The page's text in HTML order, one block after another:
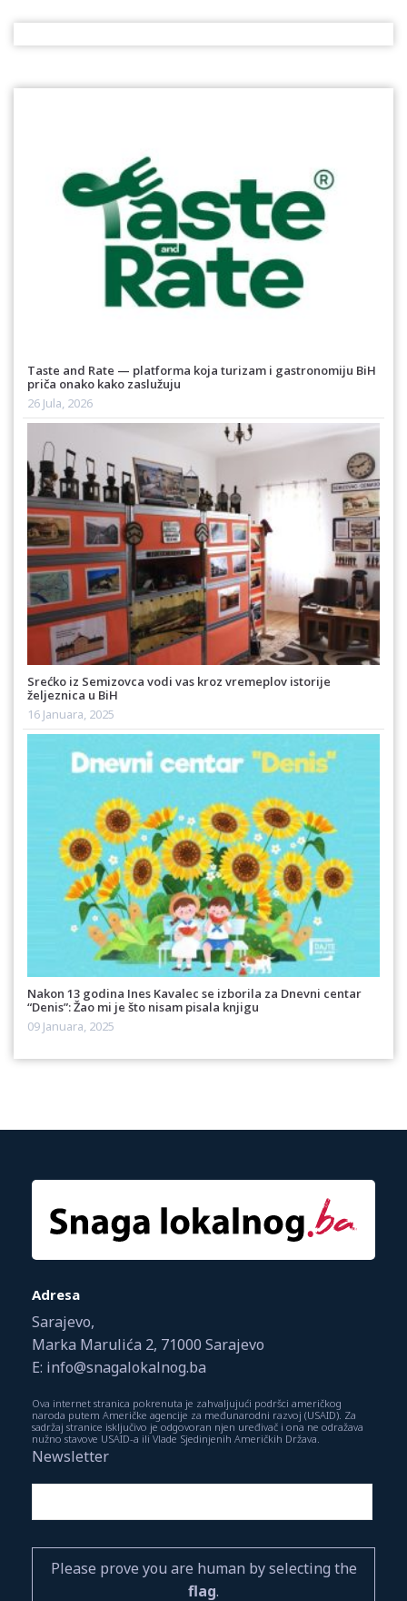
Taste and Rate — platforma koja turizam i gastronomiju BiH
priča onako kako zaslužuju
26 Jula, 2026
Srećko iz Semizovca vodi vas kroz vremeplov istorije
željeznica u BiH
16 Januara, 2025
Nakon 13 godina Ines Kavalec se izborila za Dnevni centar
“Denis”: Žao mi je što nisam pisala knjigu
09 Januara, 2025
Adresa
Sarajevo,
Marka Marulića 2, 71000 Sarajevo
E: info@snagalokalnog.ba
Ova internet stranica pokrenuta je zahvaljujući podršci američkog
naroda putem Američke agencije za međunarodni razvoj (USAID). Za
sadržaj stranice isključivo je odgovoran njen uređivač i ona ne odražava
nužno stavove USAID-a ili Vlade Sjedinjenih Američkih Država.
Newsletter
Please prove you are human by selecting the
flag.